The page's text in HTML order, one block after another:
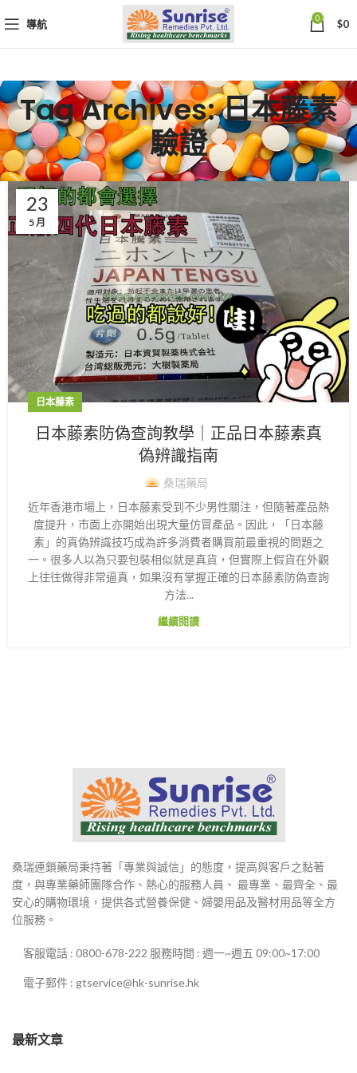
導航 0 $0
Tag Archives: 日本藤素
驗證
23
5 月
日本藤素
日本藤素防偽查詢教學｜正品日本藤素真
偽辨識指南
桑瑞藥局
近年香港市場上，日本藤素受到不少男性關注，但隨著產品熱
度提升，市面上亦開始出現大量仿冒產品。因此，「日本藤
素」的真偽辨識技巧成為許多消費者購買前最重視的問題之
一。很多人以為只要包裝相似就是真貨，但實際上假貨在外觀
上往往做得非常逼真，如果沒有掌握正確的日本藤素防偽查詢
方法...
繼續閱讀
桑瑞連鎖藥局秉持著「專業與誠信」的態度，提高與客戶之黏著
度，與專業藥師團隊合作、熱心的服務人員、 最專業、最齊全、最
安心的購物環境，提供各式營養保健、婦嬰用品及醫材用品等全方
位服務。
客服電話 : 0800-678-222 服務時間 : 週一~週五 09:00~17:00
電子郵件 : gtservice@hk-sunrise.hk
最新文章